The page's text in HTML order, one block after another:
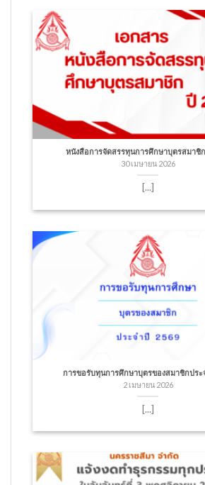
หนังสือการจัดสรรทุนการศึกษาบุตรสมาชิก
30 เมษายน 2026
[...]
การขอรับทุนการศึกษาบุตรของสมาชิกประ
2 เมษายน 2026
[...]